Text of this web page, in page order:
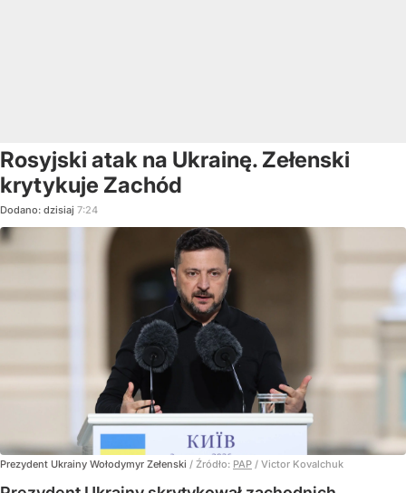
Rosyjski atak na Ukrainę. Zełenski
krytykuje Zachód
Dodano: dzisiaj 7:24
Prezydent Ukrainy Wołodymyr Zełenski / Źródło: PAP / Victor Kovalchuk